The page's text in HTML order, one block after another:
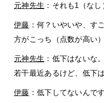
元神先生 ：それも1（なし
伊藤 ：何？いやいや、す
方がこっち（点数が高い
元神先生 ：低下はないな
若干最近あるけど、低下
伊藤 ：低下してないんで